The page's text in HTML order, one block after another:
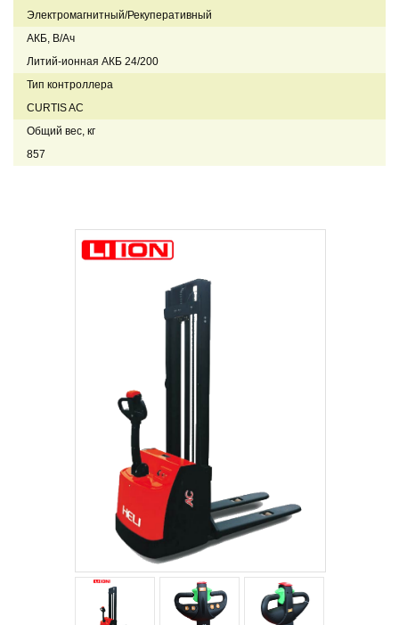
Электромагнитный/Рекуперативный
АКБ, В/Ач
Литий-ионная АКБ 24/200
Тип контроллера
CURTIS AC
Общий вес, кг
857